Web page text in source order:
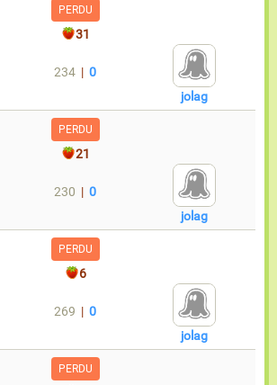
PERDU
31
234 |0
jolag
PERDU
21
230 |0
jolag
PERDU
6
269 |0
jolag
PERDU